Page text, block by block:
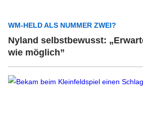
WM-HELD ALS NUMMER ZWEI?
Nyland selbstbewusst:
wie möglich”